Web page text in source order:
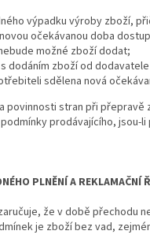
výpadku výroby zboží,
očekávanou doba
možné zboží dodat;
dodáním zboží od
sdělena nová
povinnosti stran při
prodávajícího, jsou-li
PLNĚNÍ A REKLAMAČNÍ
že v době přechodu
je zboží bez vad,